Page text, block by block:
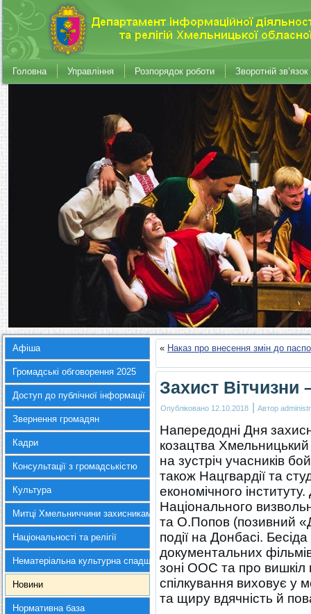
Головна Управління Розпорядок роботи Зворотній зв’язок
Афіша
Громадські обговорення 2025
Доступ до публічної інформації
Звернення громадян
Кадри
Консультації з громадськістю
Культура
Митці Хмельниччини захисникам України
Національності та релігії
Нематеріальна культурна спадщина
Новини
Нормативна база
« Наказ про внесення змін до
Захист Вітчизни
Опубліковано 12.10.2018 | Автор
Напередодні Дня
козацтва
на зустріч учасників
також Нацгвардії та
економічного
Національного
та О.Попов (позивний
події на Донбасі.
документальних
зоні ООС та про вишкіл
спілкування виховує у
та щиру вдячність й